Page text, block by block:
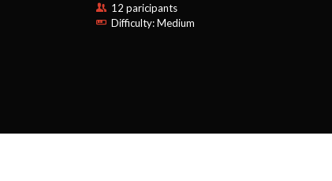
12 paricipants
Difficulty: Medium